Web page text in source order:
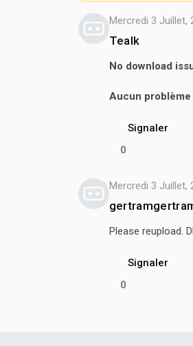
Mercredi 3 Juillet,
Tealk
No download
Aucun
Signaler
0
Mercredi 3 Juillet,
Please reupload.
Signaler
0